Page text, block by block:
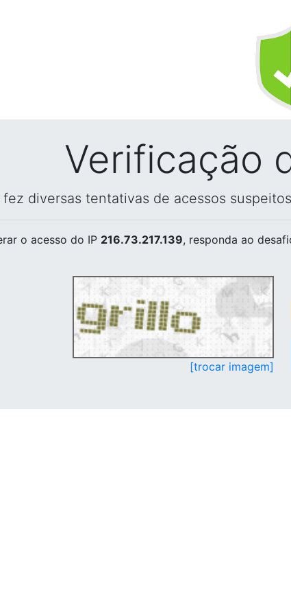
Verificação
fez diversas tentativas de acessos
o acesso do IP 216.73.217.139, responda ao
[trocar imagem]